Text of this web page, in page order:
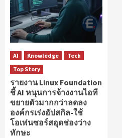
AI Knowledge
Tech
Top Story
รายงาน Linux Foundation
ชี้ AI หนุนการจ้างงานไอที
ขยายตัวมากกว่าลดลง
องค์กรเร่งอัปสกิล-ใช้
โอเพ่นซอร์สอุดช่องว่าง
ทักษะ